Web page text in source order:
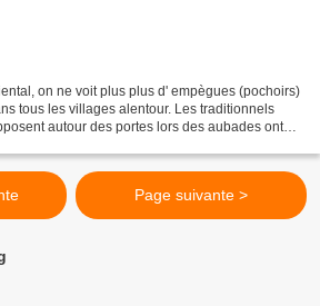
on ne voit plus plus d' empègues (pochoirs)
tous les villages alentour. Les traditionnels
autour des portes lors des aubades ont
Page suivante >